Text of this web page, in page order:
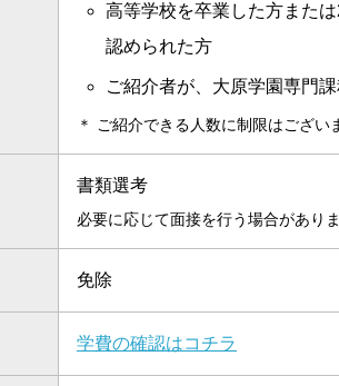
高等学校を卒業した方また
認められた方
ご紹介者が、大原学園専門
＊ ご紹介できる人数に制限はござい
書類選考
必要に応じて面接を行う場合がありま
免除
学費の確認はコチラ